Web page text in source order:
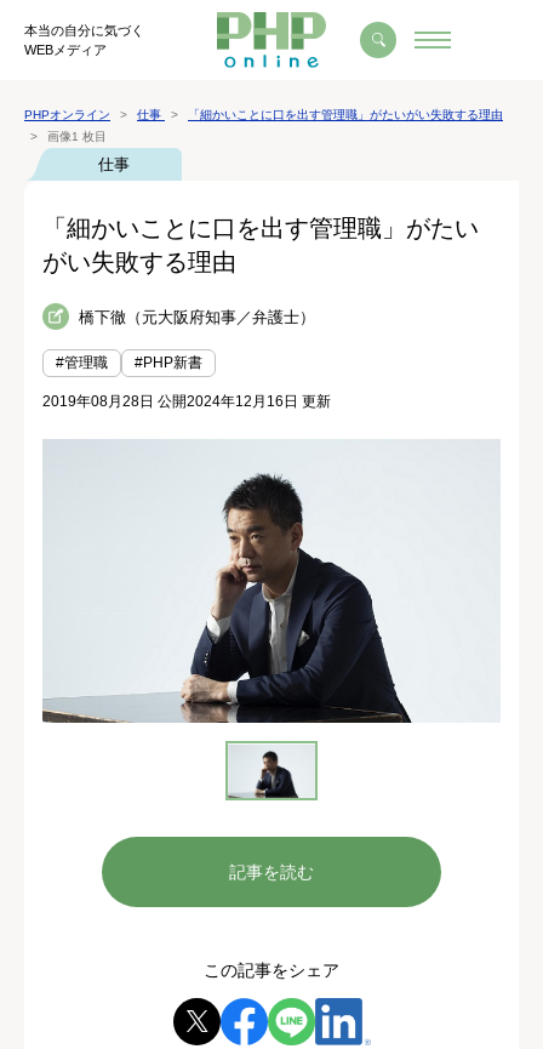
本当の自分に気づく
WEBメディア
PHPオンライン 仕事
「細かいことに口を出す管理職」がたいがい失敗する理由
画像1 枚目
仕事
「細かいことに口を出す管理職」がたい
がい失敗する理由
橋下徹（元大阪府知事／弁護士）
#管理職 #PHP新書
2019年08月28日 公開2024年12月16日 更新
記事を読む
この記事をシェア